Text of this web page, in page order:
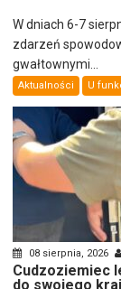
W dniach 6-7
zdarzeń
gwałtownymi...
Aktualności U
08 sierpnia, 2026
Cudzoziemiec
do swojego